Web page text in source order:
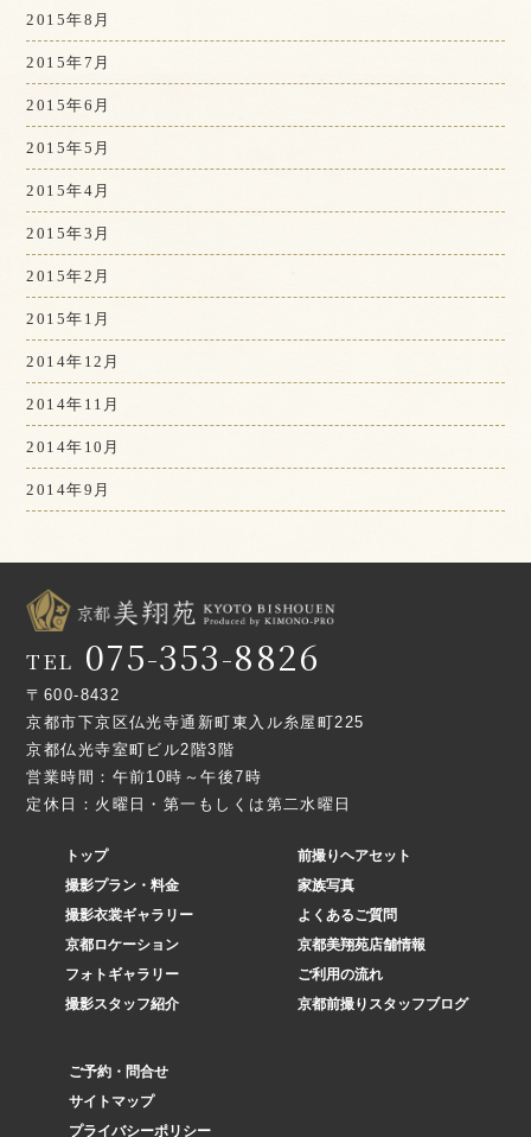
2015年8月
2015年7月
2015年6月
2015年5月
2015年4月
2015年3月
2015年2月
2015年1月
2014年12月
2014年11月
2014年10月
2014年9月
TEL 075-353-8826
〒600-8432
京都市下京区仏光寺通新町東入ル糸屋町225
京都仏光寺室町ビル2階3階
営業時間：午前10時～午後7時
定休日：火曜日・第一もしくは第二水曜日
トップ
撮影プラン・料金
撮影衣裳ギャラリー
京都ロケーション
フォトギャラリー
撮影スタッフ紹介
前撮りヘアセット
家族写真
よくあるご質問
京都美翔苑店舗情報
ご利用の流れ
京都前撮りスタッフブログ
ご予約・問合せ
サイトマップ
プライバシーポリシー